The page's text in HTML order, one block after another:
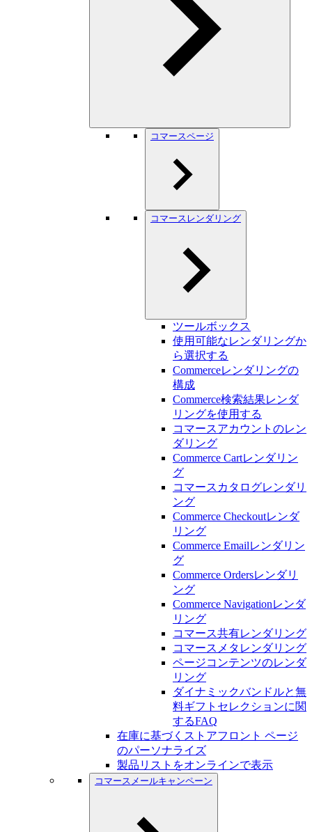
コマースページ
コマースレンダリング
ツールボックス
使用可能なレンダリングか
ら選択する
Commerceレンダリングの
構成
Commerce検索結果レンダ
リングを使用する
コマースアカウントのレン
ダリング
Commerce Cartレンダリン
グ
コマースカタログレンダリ
ング
Commerce Checkoutレンダ
リング
Commerce Emailレンダリン
グ
Commerce Ordersレンダリ
ング
Commerce Navigationレンダ
リング
コマース共有レンダリング
コマースメタレンダリング
ページコンテンツのレンダ
リング
ダイナミックバンドルと無
料ギフトセレクションに関
するFAQ
在庫に基づくストアフロント ページ
のパーソナライズ
製品リストをオンラインで表示
コマースメールキャンペーン